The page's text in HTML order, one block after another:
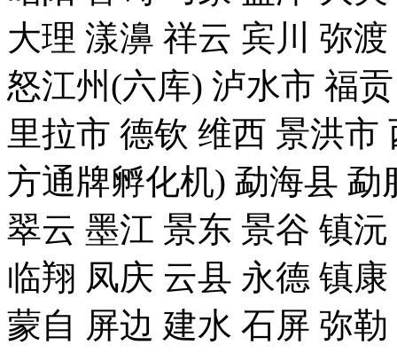
大理 漾濞 祥云 宾川 弥
怒江州(六库) 泸水市 福
里拉市 德钦 维西 景洪
方通牌孵化机) 勐海县
翠云 墨江 景东 景谷 镇
临翔 凤庆 云县 永德 镇
蒙自 屏边 建水 石屏 弥